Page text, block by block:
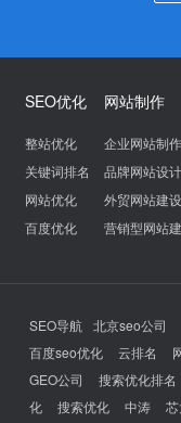
SEO优化
整站优化
关键词排名
网站优化
百度优化
网站制作
企业网站制作
品牌网站设计
外贸网站建设
营销型网站
SEO导航 北京seo公司
百度seo优化
云排名
GEO公司
搜索优化排名
化
搜索优化 中涛